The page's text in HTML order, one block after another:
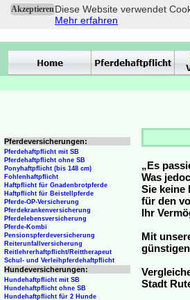
AkzeptierenDiese Website verwendet
Mehr erfahren
„Es
Was
Sie keine
für den
Ihr
Mit
Stadt
Pferdeversicherungen:
Pferdehaftpflicht mit SB
Pferdehaftpflicht ohne SB
Ponyhaftpflicht (bis 148 cm)
Fohlenhaftpflicht
Haftpflicht für Gnadenbrotpferde
Haftpflicht für Beistellpferde
Pferde-OP-Versicherung
Pferdekrankenversicherung
Pferdelebensversicherung
Pferde-Kombi
Pensionspferdeversicherung
Reiterunfallversicherung
Reitlehrerhaftpflicht/Reittherapeut
Schul- und Verleihpferdehaftpflicht
Hundeversicherungen:
Hundehaftpflicht mit SB
Hundehaftpflicht ohne SB
Hundehaftpflicht für 2 Hunde